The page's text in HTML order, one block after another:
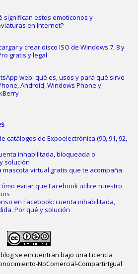
significan estos emoticonos y
en Internet?
y crear disco ISO de Windows 7, 8 y
gratis y legal
web: qué es, usos y para qué sirve
Android, Windows Phone y
catálogos de Expoelectrónica (90, 91, 92,
inhabilitada, bloqueada o
solución
mascota virtual gratis que te acompaña
evitar que Facebook utilice nuestro
enFacebook: cuenta inhabilitada,
Por qué y solución
se encuentran bajo una Licencia
NoComercial-CompartirIgual